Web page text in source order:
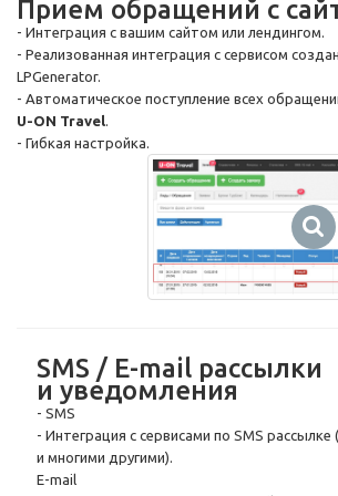
Прием обращений с
- Интеграция с вашим сайтом или лендингом.
- Реализованная интеграция с сервисом
LPGenerator.
- Автоматическое поступление всех
U-ON Travel.
- Гибкая настройка.
SMS / E-mail рассылки
и уведомления
- SMS
- Интеграция с сервисами по SMS рассылке
и многими другими).
E-mail